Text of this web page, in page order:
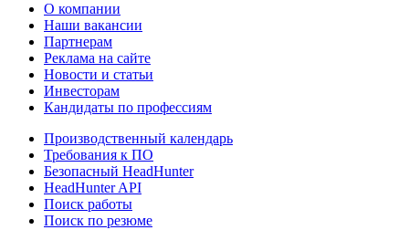
О компании
Наши вакансии
Партнерам
Реклама на сайте
Новости и статьи
Инвесторам
Кандидаты по профессиям
Производственный календарь
Требования к ПО
Безопасный HeadHunter
HeadHunter API
Поиск работы
Поиск по резюме